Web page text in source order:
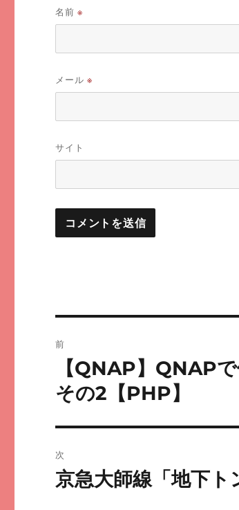
名前※
メール※
サイト
稿
ナ
ゲ
ー
前
の
投
稿:
【QNAP】QNAP
その2【PHP】
次
次
京急大師線「地下ト